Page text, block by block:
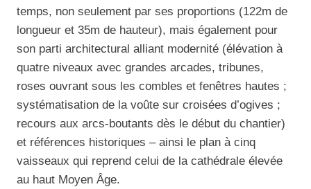
temps, non seulement par ses proportions (122m de
longueur et 35m de hauteur), mais également pour
son parti architectural alliant modernité (élévation à
quatre niveaux avec grandes arcades, tribunes,
roses ouvrant sous les combles et fenêtres hautes ;
systématisation de la voûte sur croisées d’ogives ;
recours aux arcs-boutants dès le début du chantier)
et références historiques – ainsi le plan à cinq
vaisseaux qui reprend celui de la cathédrale élevée
au haut Moyen Âge.